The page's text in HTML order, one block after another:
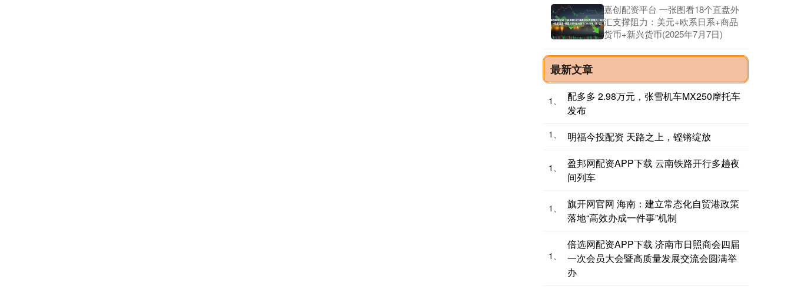
嘉创配资平台 一张图看18个直盘外
汇支撑阻力：美元+欧系日系+商品
货币+新兴货币(2025年7月7日)
最新文章
1、
配多多 2.98万元，张雪机车MX250摩托车
发布
1、 明福今投配资 天路之上，铿锵绽放
1、
盈邦网配资APP下载 云南铁路开行多趟夜
间列车
1、
旗开网官网 海南：建立常态化自贸港政策
落地“高效办成一件事”机制
1、
倍选网配资APP下载 济南市日照商会四届
一次会员大会暨高质量发展交流会圆满举
办